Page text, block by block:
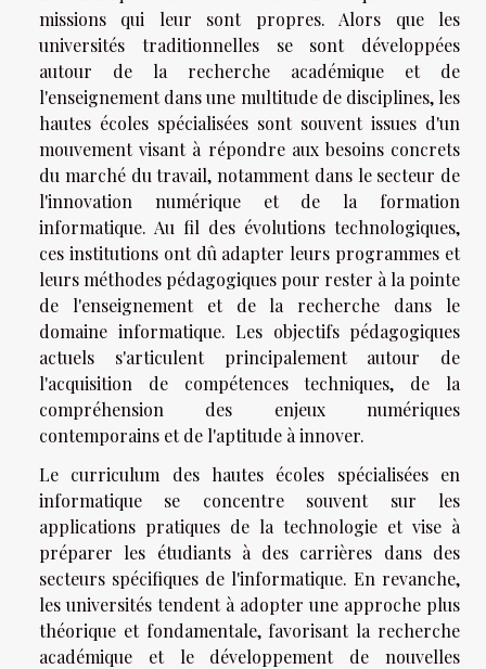
missions qui leur sont propres. Alors que les
universités traditionnelles se sont développées
autour de la recherche académique et de
l'enseignement dans une multitude de disciplines, les
hautes écoles spécialisées sont souvent issues d'un
mouvement visant à répondre aux besoins concrets
du marché du travail, notamment dans le secteur de
l'innovation numérique et de la formation
informatique. Au fil des évolutions technologiques,
ces institutions ont dû adapter leurs programmes et
leurs méthodes pédagogiques pour rester à la pointe
de l'enseignement et de la recherche dans le
domaine informatique. Les objectifs pédagogiques
actuels s'articulent principalement autour de
l'acquisition de compétences techniques, de la
compréhension des enjeux numériques
contemporains et de l'aptitude à innover.
Le curriculum des hautes écoles spécialisées en
informatique se concentre souvent sur les
applications pratiques de la technologie et vise à
préparer les étudiants à des carrières dans des
secteurs spécifiques de l'informatique. En revanche,
les universités tendent à adopter une approche plus
théorique et fondamentale, favorisant la recherche
académique et le développement de nouvelles